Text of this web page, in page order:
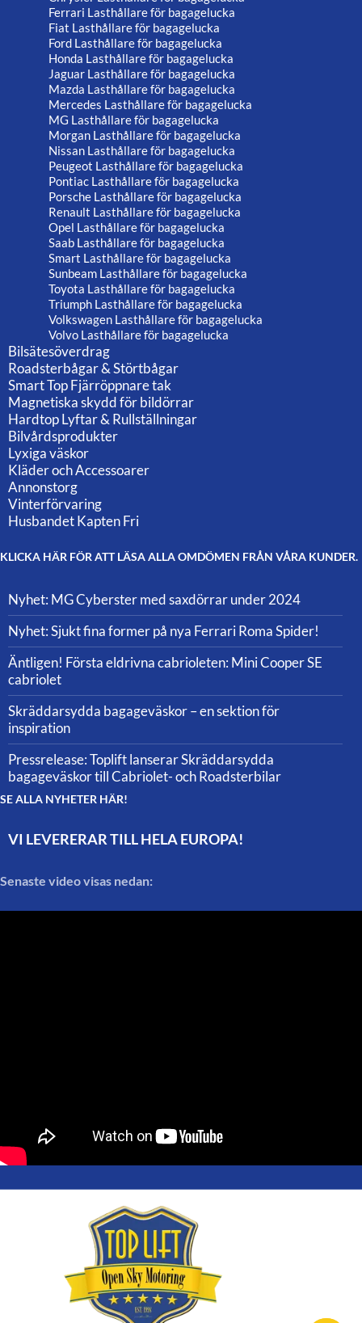
Ferrari Lasthållare för bagagelucka
Fiat Lasthållare för bagagelucka
Ford Lasthållare för bagagelucka
Honda Lasthållare för bagagelucka
Jaguar Lasthållare för bagagelucka
Mazda Lasthållare för bagagelucka
Mercedes Lasthållare för bagagelucka
MG Lasthållare för bagagelucka
Morgan Lasthållare för bagagelucka
Nissan Lasthållare för bagagelucka
Peugeot Lasthållare för bagagelucka
Pontiac Lasthållare för bagagelucka
Porsche Lasthållare för bagagelucka
Renault Lasthållare för bagagelucka
Opel Lasthållare för bagagelucka
Saab Lasthållare för bagagelucka
Smart Lasthållare för bagagelucka
Sunbeam Lasthållare för bagagelucka
Toyota Lasthållare för bagagelucka
Triumph Lasthållare för bagagelucka
Volkswagen Lasthållare för bagagelucka
Volvo Lasthållare för bagagelucka
Bilsätesöverdrag
Roadsterbågar & Störtbågar
Smart Top Fjärröppnare tak
Magnetiska skydd för bildörrar
Hardtop Lyftar & Rullställningar
Bilvårdsprodukter
Lyxiga väskor
Kläder och Accessoarer
Annonstorg
Vinterförvaring
Husbandet Kapten Fri
KLICKA HÄR FÖR ATT LÄSA ALLA OMDÖMEN FRÅN VÅRA KUNDER.
Nyhet: MG Cyberster med saxdörrar under 2024
Nyhet: Sjukt fina former på nya Ferrari Roma Spider!
Äntligen! Första eldrivna cabrioleten: Mini Cooper SE
cabriolet
Skräddarsydda bagageväskor – en sektion för
inspiration
Pressrelease: Toplift lanserar Skräddarsydda
bagageväskor till Cabriolet- och Roadsterbilar
SE ALLA NYHETER HÄR!
VI LEVERERAR TILL HELA EUROPA!
Senaste video visas nedan: